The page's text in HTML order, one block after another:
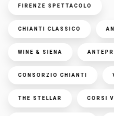
FIRENZE SPETTACOLO
CHIANTI CLASSICO
WINE & SIENA
CONSORZIO CHIANTI
THE STELLAR CORSI